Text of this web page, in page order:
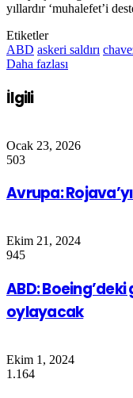
yıllardır ‘muhalefet’i
Etiketler
ABD askeri saldırı
Daha fazlası
İlgili
Ocak 23, 2026
503
Avrupa:
Ekim 21, 2024
945
ABD:
oylayacak
Ekim 1, 2024
1.164